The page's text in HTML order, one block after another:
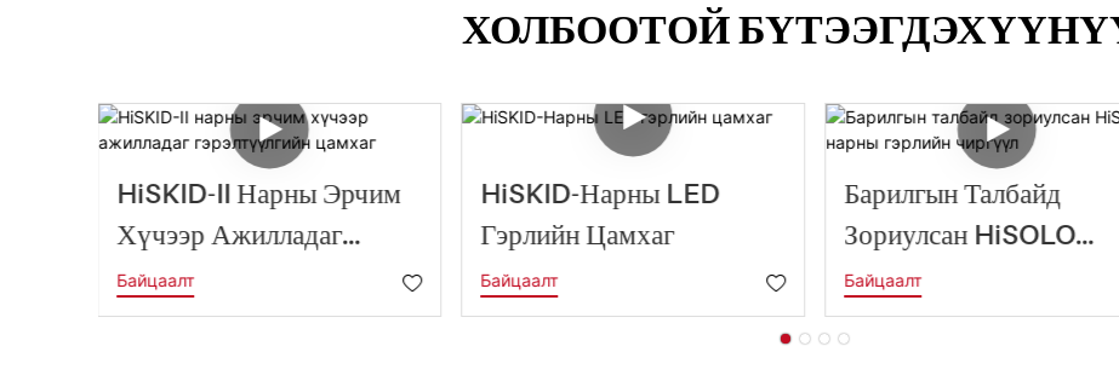
ХОЛБООТОЙ
HiSKID-II Нарны Эрчим
Хүчээр Ажилладаг
Гэрэлтүүлгийн Цамхаг
Байцаалт
HiSKID-Нарны LED
Гэрлийн Цамхаг
Байцаалт
Барилгын Талбайд
Зориулсан HiSOLO
Нарны Гэрлийн
Байцаалт